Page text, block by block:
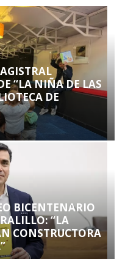
“LA NIÑA DE LAS
DE
BICENTENARIO
“LA
CONSTRUCTORA